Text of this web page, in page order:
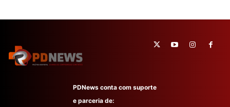
PDNews conta com suporte
e parceria de: